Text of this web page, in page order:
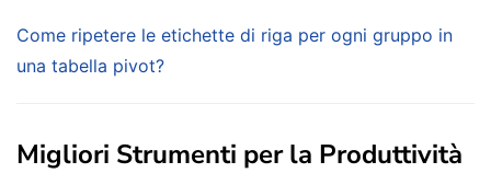
Come ripetere le etichette di riga per ogni gruppo in
una tabella pivot?
Migliori Strumenti per la Produttività